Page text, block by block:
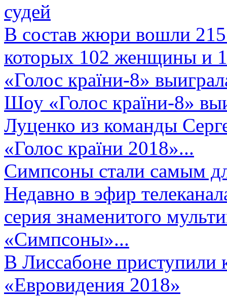
судей
В состав жюри вошли 215
которых 102 женщины и
«Голос країни-8»
Шоу «Голос країни-8»
Луценко из команды
«Голос країни 2018»...
Симпсоны стали самым
Недавно в эфир
серия знаменитого
«Симпсоны»...
В Лиссабоне приступили
«Евровидения 2018»